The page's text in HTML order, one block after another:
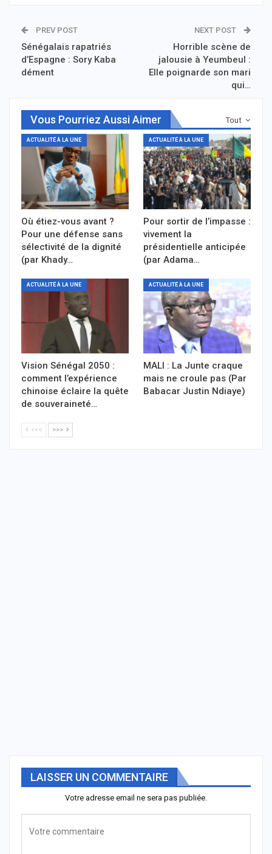
PREV POST
Sénégalais rapatriés
d’Espagne : Sory Kaba
dément
NEXT POST
Horrible scène de
jalousie à Yeumbeul :
Elle poignarde son mari
qui…
Tout
Vous Pourriez Aussi Aimer
ACTUALITÉ À LA UNE
Où étiez-vous avant ?
Pour une défense sans
sélectivité de la dignité
(par Khady…
ACTUALITÉ À LA UNE
Pour sortir de l’impasse :
vivement la
présidentielle anticipée
(par Adama…
ACTUALITÉ À LA UNE
Vision Sénégal 2050 :
comment l’expérience
chinoise éclaire la quête
de souveraineté…
ACTUALITÉ À LA UNE
MALI : La Junte craque
mais ne croule pas (Par
Babacar Justin Ndiaye)
<<< >>>
LAISSER UN COMMENTAIRE
Votre adresse email ne sera pas publiée.